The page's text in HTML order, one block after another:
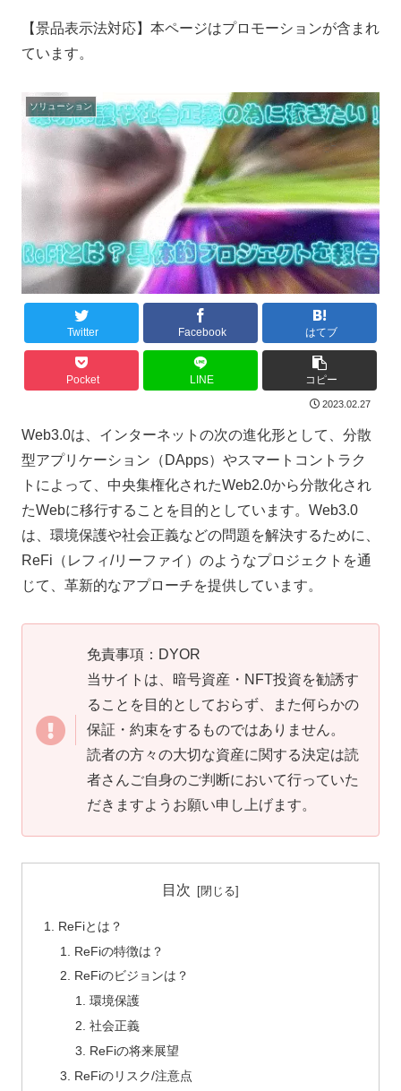
【景品表示法対応】本ページはプロモーションが含まれ
ています。
ソリューション
Twitter Facebook はてブ
Pocket LINE コピー
2023.02.27
Web3.0は、インターネットの次の進化形として、分散
型アプリケーション（DApps）やスマートコントラク
トによって、中央集権化されたWeb2.0から分散化され
たWebに移行することを目的としています。Web3.0
は、環境保護や社会正義などの問題を解決するために、
ReFi（レフィ/リーファイ）のようなプロジェクトを通
じて、革新的なアプローチを提供しています。
免責事項：DYOR
当サイトは、暗号資産・NFT投資を勧誘す
ることを目的としておらず、また何らかの
保証・約束をするものではありません。
読者の方々の大切な資産に関する決定は読
者さんご自身のご判断において行っていた
だきますようお願い申し上げます。
目次
ReFiとは？
ReFiの特徴は？
ReFiのビジョンは？
環境保護
社会正義
ReFiの将来展望
ReFiのリスク/注意点